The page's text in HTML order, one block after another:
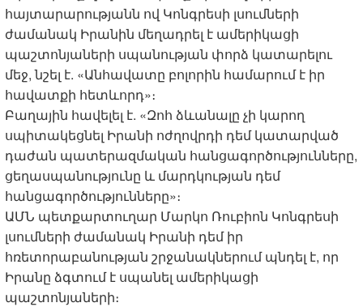
հայտարարությանն ով Կոնգրեսի լսումների
ժամանակ Իրանին մեղադրել է ամերիկացի
պաշտոնյաների սպանության փորձ կատարելու
մեջ, նշել է. «Անհավատը բոլորին համարում է իր
հավատքի հետևորդ»։
Բաղային հավելել է. «Զոհ ձևանալը չի կարող
սպիտակեցնել Իրանի ոժղովրդի դեմ կատարված
դաժան պատերազմական հանցագործությունները,
ցեղասպանությունը և մարդկության դեմ
հանցագործությունները»։
ԱՄՆ պետքարտուղար Մարկո Ռուբիոն Կոնգրեսի
լսումների ժամանակ Իրանի դեմ իր
հռետորաբանության շրջանակներում պնդել է, որ
Իրանը ձգտում է սպանել ամերիկացի
պաշտոնյաների։